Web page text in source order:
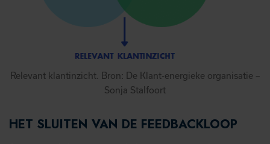
Relevant klantinzicht. Bron: De Klant-energieke organisatie –
Sonja Stalfoort
HET SLUITEN VAN DE FEEDBACKLOOP